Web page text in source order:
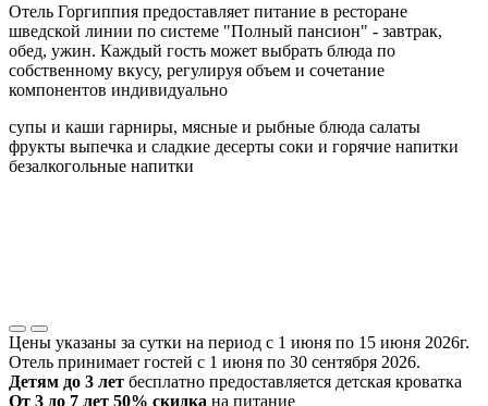
Отель Горгиппия предоставляет питание в ресторане
шведской линии по системе "Полный пансион" - завтрак,
обед, ужин. Каждый гость может выбрать блюда по
собственному вкусу, регулируя объем и сочетание
компонентов индивидуально
супы и каши гарниры, мясные и рыбные блюда салаты
фрукты выпечка и сладкие десерты соки и горячие напитки
безалкогольные напитки
Цены указаны за сутки на период с 1 июня по 15 июня 2026г.
Отель принимает гостей с 1 июня по 30 сентября 2026.
Детям до 3 лет бесплатно предоставляется детская кроватка
От 3 до 7 лет 50% скидка на питание